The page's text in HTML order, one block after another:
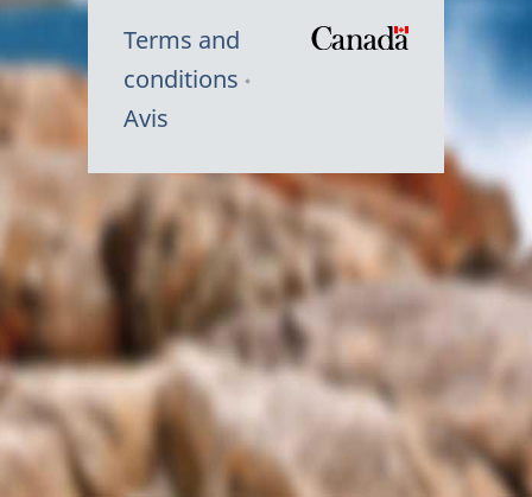
Terms and
conditions
Avis
Symbole
du
Canada